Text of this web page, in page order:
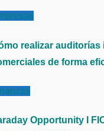
realizar
de forma
Opportunity I